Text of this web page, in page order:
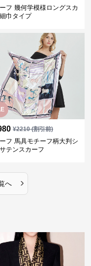
フ 幾何学模様ロングスカ
巾タイプ
¥2210(割引前)
フ 馬具モチーフ柄大判シ
テンスカーフ
へ ›